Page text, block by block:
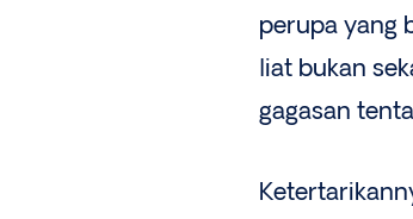
perupa yang
liat bukan
gagasan